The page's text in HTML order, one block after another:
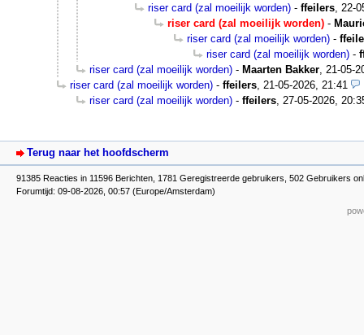
riser card (zal moeilijk worden) - ffeilers, 22-
riser card (zal moeilijk worden) -
riser card (zal moeilijk worden) -
riser card (zal moeilijk worden) -
riser card (zal moeilijk worden) - Maarten Bakker, 21-05-
riser card (zal moeilijk worden) - ffeilers, 21-05-2026, 21:41
riser card (zal moeilijk worden) - ffeilers, 27-05-2026,
Terug naar het hoofdscherm
91385 Reacties in 11596 Berichten, 1781 Geregistreerde gebruikers, 502 Gebruikers
Forumtijd: 09-08-2026, 00:57 (Europe/Amsterdam)